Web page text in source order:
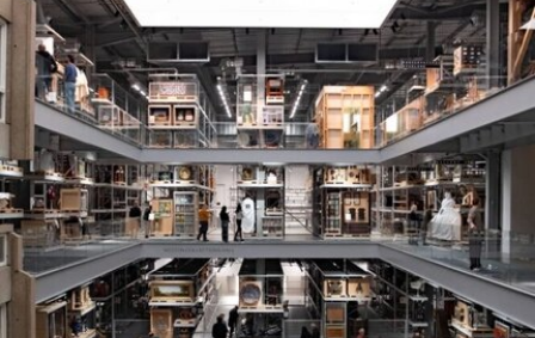
体系的活体。他常驻巴黎和雅典，其作品曾在纽约
现代艺术博物馆和伦敦当代艺术中心展出。
哈恩·内夫肯基金会是一家专注于影像艺术创作的非
营利组织，致力于扶持新兴及中生代影像艺术家。
基金会主要通过资助和委任创作，在全球范围内支
持影像新作品的创作。